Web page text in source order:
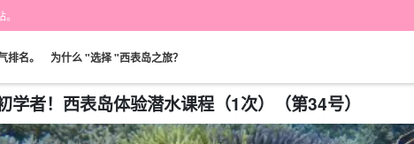
排名。 为什么 "选择 "西表岛之旅？
者！西表岛体验潜水课程（1次）（第34号）